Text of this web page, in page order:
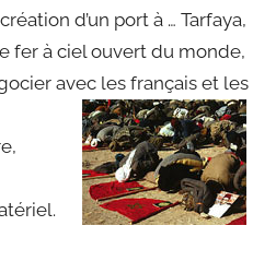
d’un port à … Tarfaya,
fer à ciel ouvert du monde,
avec les français et les